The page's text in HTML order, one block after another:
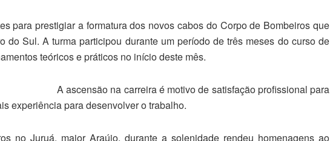
para prestigiar a formatura dos novos cabos do Corpo de Bombeiros que
do Sul. A turma participou durante um período de três meses do curso de
teóricos e práticos no início deste mês.
A ascensão na carreira é motivo de satisfação profissional para
experiência para desenvolver o trabalho.
no Juruá, major Araújo, durante a solenidade rendeu homenagens ao